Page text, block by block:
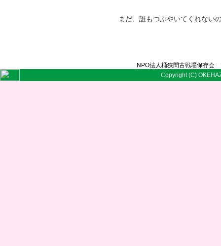
まだ、誰もつぶやいてくれな
NPO法人桶狭間古戦場保存
Copyright (C)